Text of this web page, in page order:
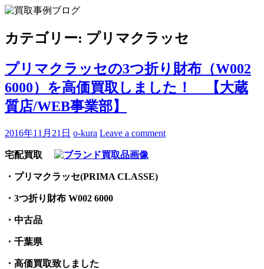
Skip
content
ポイントや高額買取のコツをお知らせします。
カテゴリー: プリマクラッセ
プリマクラッセの3つ折り財布（W002
6000）を高価買取しました！ 【大蔵
質店/WEB事業部】
2016年11月21日 o-kura Leave a comment
宅配買取
・プリマクラッセ(PRIMA CLASSE)
・3つ折り財布 W002 6000
・中古品
・千葉県
・高価買取致しました